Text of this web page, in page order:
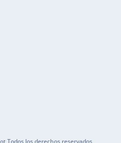
Todos los derechos reservados